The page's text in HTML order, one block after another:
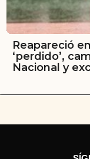
Reapareció
‘perdido’,
Nacional y